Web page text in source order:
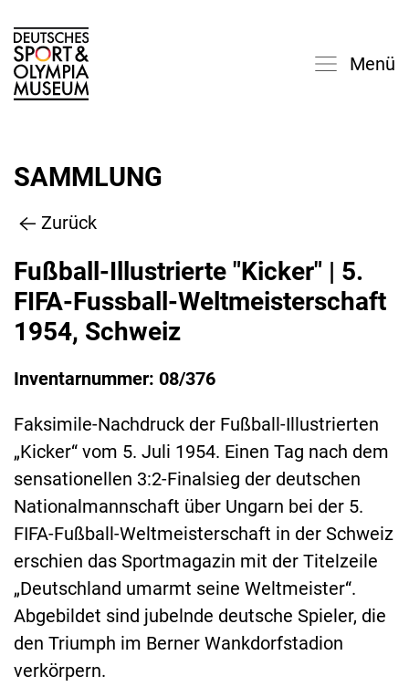
Menü
SAMMLUNG
Zurück
Fußball-Illustrierte "Kicker" | 5.
FIFA-Fussball-Weltmeisterschaft
1954, Schweiz
Inventarnummer: 08/376
Faksimile-Nachdruck der Fußball-Illustrierten
„Kicker“ vom 5. Juli 1954. Einen Tag nach dem
sensationellen 3:2-Finalsieg der deutschen
Nationalmannschaft über Ungarn bei der 5.
FIFA-Fußball-Weltmeisterschaft in der Schweiz
erschien das Sportmagazin mit der Titelzeile
„Deutschland umarmt seine Weltmeister“.
Abgebildet sind jubelnde deutsche Spieler, die
den Triumph im Berner Wankdorfstadion
verkörpern.